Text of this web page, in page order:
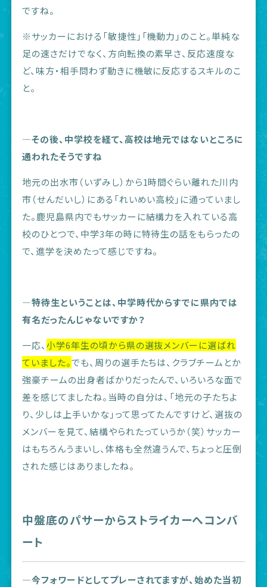
ですね。
※サッカーにおける「敏捷性」「機動力」のこと。単純な
足の速さだけでなく、方向転換の素早さ、反応速度な
ど、味方・相手問わず動きに機敏に反応するスキルのこ
と。
―その後、中学校を経て、高校は地元ではないところに
通われたそうですね
地元の出水市（いずみし）から1時間ぐらい離れた川内
市（せんだいし）にある「れいめい高校」に通っていまし
た。鹿児島県内でもサッカーに結構力を入れている高
校のひとつで、中学3年の時に特待生の話をもらったの
で、進学を決めたって感じですね。
―特待生ということは、中学時代からすでに県内では
有名だったんじゃないですか？
一応、小学6年生の頃から県の選抜メンバーに選ばれ
ていました。でも、周りの選手たちは、クラブチームとか
強豪チームの出身者ばかりだったんで、いろいろな面で
差を感じてましたね。当時の自分は、「地元の子たちよ
り、少しは上手いかな」って思ってたんですけど、選抜の
メンバーを見て、結構やられたっていうか（笑）サッカー
はもちろんうまいし、体格も全然違うんで、ちょっと圧倒
された感じはありましたね。
中盤底のパサーからストライカーへコンバ
ート
―今フォワードとしてプレーされてますが、始めた当初